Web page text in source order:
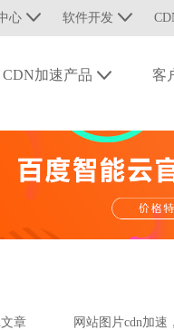
心 软件开发
CDN加速产品 客
章 网站图片cdn加速